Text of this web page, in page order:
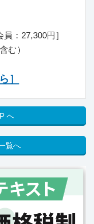
：27,300円］
む）
］
へ
覧へ